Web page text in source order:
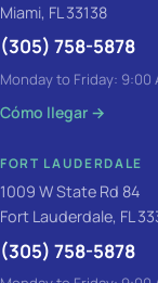
Miami, FL 33138
(305) 758-5878
Monday to Friday: 9:00
Cómo llegar →
FORT LAUDERDALE
1009 W State Rd 84
Fort Lauderdale, FL
(305) 758-5878